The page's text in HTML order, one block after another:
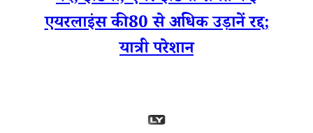
एयरलाइंस की 80 से अधिक उड़ानें रद्द;
यात्री परेशान